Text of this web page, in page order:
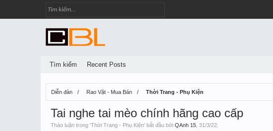
Diễn đàn Rao Vặt - Mua Bán Thời Trang - Phụ Kiện
Tai nghe tai mèo chính hãng cao cấp
Thảo luận trong 'Thời Trang - Phụ Kiện' bắt đầu bởi QAnh 15 31/3/22
Tìm kiếm Recent Posts